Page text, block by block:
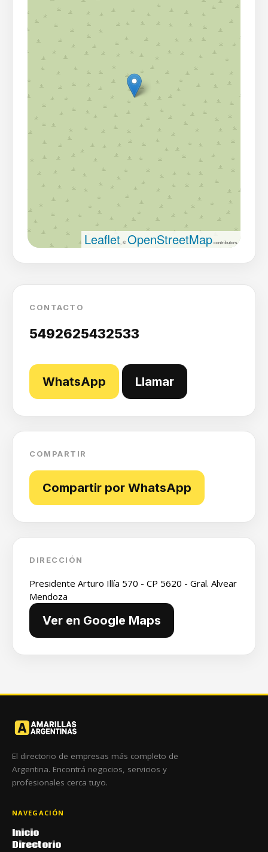
Leaflet , ©OpenStreetMapcontributors
CONTACTO
5492625432533
WhatsApp Llamar
COMPARTIR
Compartir por WhatsApp
DIRECCIÓN
Presidente Arturo Illía 570 - CP 5620 - Gral. Alvear
Mendoza
Ver en Google Maps
El directorio de empresas más completo de
Argentina. Encontrá negocios, servicios y
profesionales cerca tuyo.
NAVEGACIÓN
Inicio
Directorio